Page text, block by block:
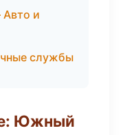
и
службы
Южный